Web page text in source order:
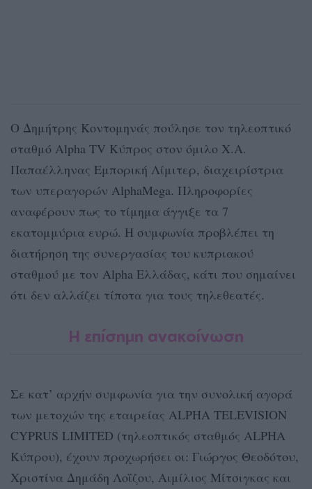
Ο Δημήτρης Κοντομηνάς πούλησε τον τηλεοπτικό
σταθμό Alpha TV Κύπρος στον όμιλο Χ.Α.
Παπαέλληνας Εμπορική Λίμιτερ, διαχειρίστρια
των υπεραγορών AlphaMega. Πληροφορίες
αναφέρουν πως το τίμημα άγγιξε τα 7
εκατομμύρια ευρώ. Η συμφωνία προβλέπει τη
διατήρηση της συνεργασίας του κυπριακού
σταθμού με τον Alpha Ελλάδας, κάτι που σημαίνει
ότι δεν αλλάζει τίποτα για τους τηλεθεατές.
Η επίσημη ανακοίνωση
Σε κατ’ αρχήν συμφωνία για την συνολική αγορά
των μετοχών της εταιρείας ALPHA TELEVISION
CYPRUS LIMITED (τηλεοπτικός σταθμός ALPHA
Κύπρου), έχουν προχωρήσει οι: Γιώργος Θεοδότου,
Χριστίνα Δημάδη Λοΐζου, Αιμίλιος Μίτσιγκας και